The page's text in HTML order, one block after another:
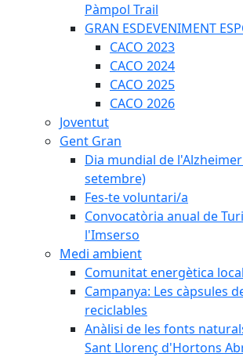
Pàmpol Trail
GRAN ESDEVENIMENT
CACO 2023
CACO 2024
CACO 2025
CACO 2026
Joventut
Gent Gran
Dia mundial de
setembre)
Fes-te voluntari/a
Convocatòria anual de
l'Imserso
Medi ambient
Comunitat energètica local
Campanya: Les càpsules
reciclables
Anàlisi de les fonts
Sant Llorenç d'Hortons